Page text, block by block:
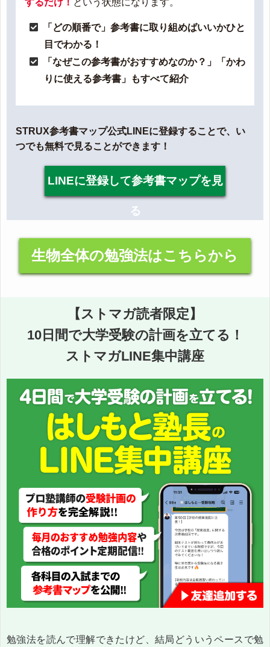
するだけ！ という状態になります。
「どの順番で」参考書に取り組めばいいかひと
目でわかる！
「なぜこの参考書がおすすめなのか？」「かわ
りに使える参考書」もすべて紹介
STRUX参考書マップ公式LINEに登録することで、い
つでも無料で見ることができます！
LINEに登録して参考書マップを見
る
生物全体の勉強法はこちらから
【ストマガ読者限定】
10日間で大学受験の計画を立てる！
ストマガLINE集中講座
勉強法を読んで理解できたけど、結局どういうペースで勉